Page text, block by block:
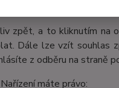
EU.
zpět, a to kliknutím na
Dále lze vzít souhlas
z odběru na straně
máte právo: